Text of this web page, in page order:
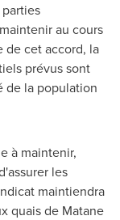
au cours
de cet accord, la
prévus sont
de la population
à maintenir,
les
maintiendra
quais de Matane